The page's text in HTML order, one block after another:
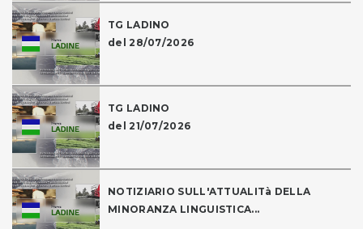
TG LADINO
del 28/07/2026
TG LADINO
del 21/07/2026
NOTIZIARIO SULL'ATTUALITà DELLA
MINORANZA LINGUISTICA...